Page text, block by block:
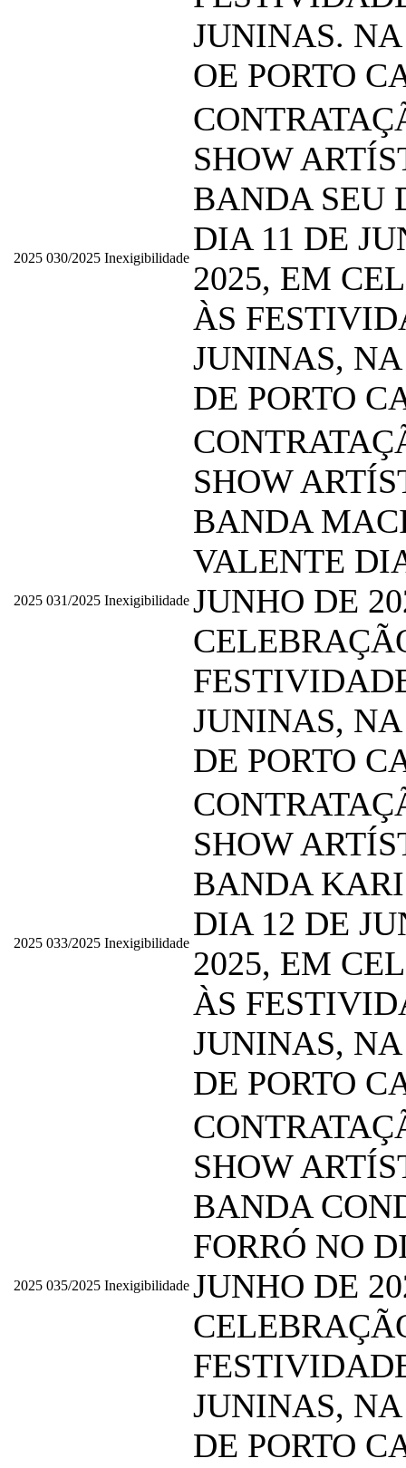
JUNINAS.
OE PORTO
2025 030/2025 Inexigibilidade
SHOW
BANDA SEU
DIA 11 DE
2025, EM
ÀS
JUNINAS,
DE PORTO
2025 031/2025 Inexigibilidade
SHOW
BANDA
VALENTE
JUNHO DE
JUNINAS,
DE PORTO
2025 033/2025 Inexigibilidade
SHOW
BANDA
DIA 12 DE
2025, EM
ÀS
JUNINAS,
DE PORTO
2025 035/2025 Inexigibilidade
SHOW
BANDA
FORRÓ NO
JUNHO DE
JUNINAS,
DE PORTO